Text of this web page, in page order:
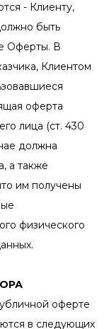
- Клиенту,
быть
Оферты. В
Клиентом
оферта
лица (ст. 430
должна
а также
им получены
физического
оферте
в следующих